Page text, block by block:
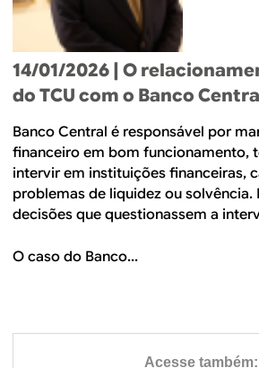
14/01/2026 | O
do TCU com o Banco
Banco Central é responsável por
financeiro em bom funcionamento,
intervir em instituições financeiras,
problemas de liquidez ou solvência.
decisões que questionassem a
O caso do Banco...